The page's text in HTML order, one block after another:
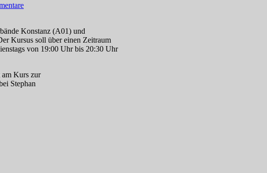
Konstanz (A01) und
Kursus soll über einen Zeitraum
von 19:00 Uhr bis 20:30 Uhr
am Kurs zur
Stephan